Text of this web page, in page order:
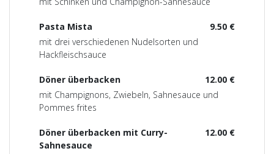
9.50 €
Pasta Mista
mit drei verschiedenen Nudelsorten und
Hackfleischsauce
12.00 €
Döner überbacken
mit Champignons, Zwiebeln, Sahnesauce und
Pommes frites
12.00 €
Döner überbacken mit Curry-
Sahnesauce